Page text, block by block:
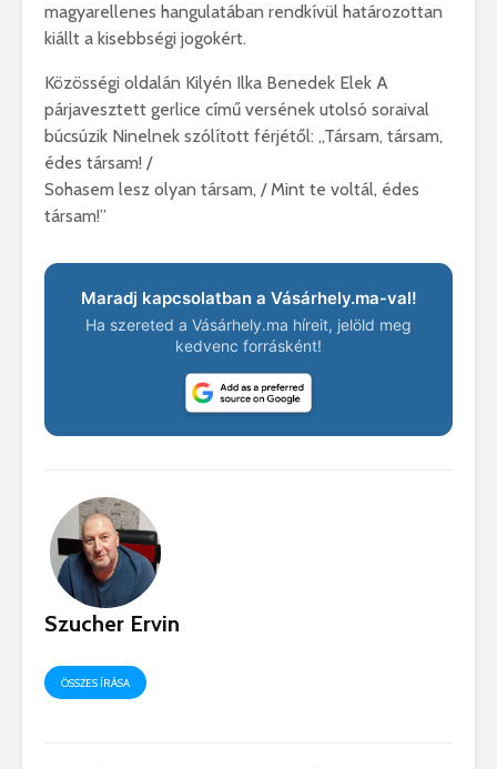
magyarellenes hangulatában rendkívül határozottan
kiállt a kisebbségi jogokért.
Közösségi oldalán Kilyén Ilka Benedek Elek A
párjavesztett gerlice című versének utolsó soraival
búcsúzik Ninelnek szólított férjétől: „Társam, társam,
édes társam! /
Sohasem lesz olyan társam, / Mint te voltál, édes
társam!”
Maradj kapcsolatban a Vásárhely.ma-val!
Ha szereted a Vásárhely.ma híreit, jelöld meg
kedvenc forrásként!
Szucher Ervin
ÖSSZES ÍRÁSA